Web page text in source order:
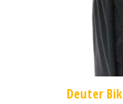
Deuter